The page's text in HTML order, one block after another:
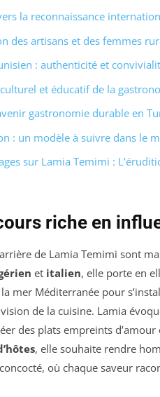
la reconnaissance
des artisans et des femmes
: authenticité et
culturel et éducatif de la
gastronomie durable en
: un modèle à suivre dans le
sur Lamia Temimi :
riche en
de Lamia Temimi sont
et italien, elle porte en
mer Méditerranée pour
de la cuisine. Lamia
des plats empreints
, elle souhaite rendre
où chaque saveur